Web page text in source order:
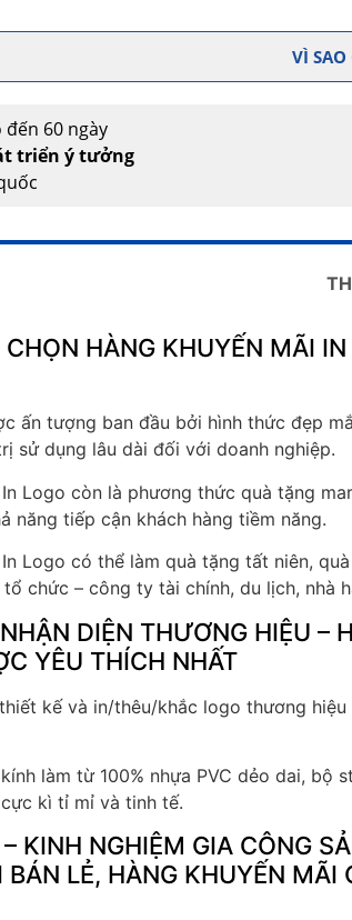
VÌ SAO
60 ngày
triển ý tưởng
CHỌN HÀNG KHUYẾN MÃI
ấn tượng ban đầu bởi hình thức đẹp
sử dụng lâu dài đối với doanh nghiệp.
In Logo còn là phương thức quà tặng
năng tiếp cận khách hàng tiềm năng.
Logo có thể làm quà tặng tất niên,
chức – công ty tài chính, du lịch, nhà
DIỆN THƯƠNG HIỆU –
YÊU THÍCH NHẤT
kế và in/thêu/khắc logo thương
làm từ 100% nhựa PVC dẻo dai, bộ
kì tỉ mỉ và tinh tế.
KINH NGHIỆM GIA CÔNG
BÁN LẺ, HÀNG KHUYẾN